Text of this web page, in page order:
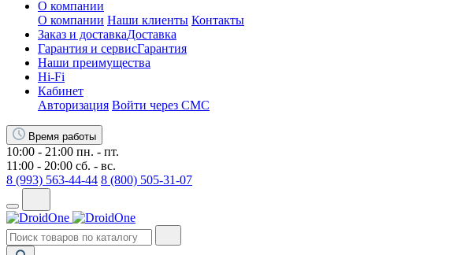
О компании
О компании Наши клиенты Контакты
Заказ и доставкаДоставка
Гарантия и сервисГарантия
Наши преимущества
Hi-Fi
Кабинет
Авторизация Войти через СМС
Время работы
10:00 - 21:00 пн. - пт.
11:00 - 20:00 сб. - вс.
8 (993) 563-44-44 8 (800) 505-31-07